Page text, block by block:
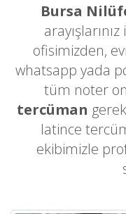
Bursa
ofisimizden,
whatsapp yada
tüm noter
tercüman
latince
ekibimizle